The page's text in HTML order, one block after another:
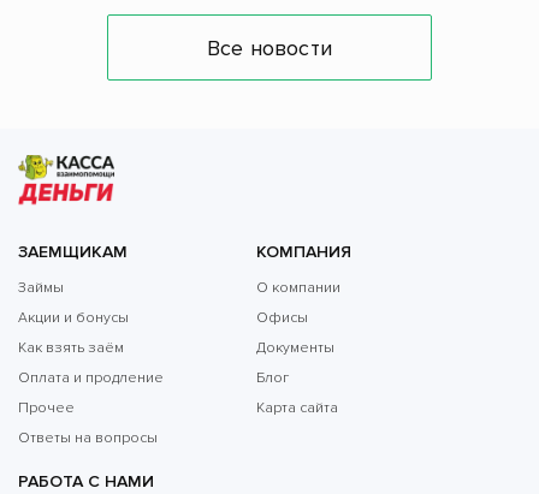
Все новости
ЗАЕМЩИКАМ
Займы
Акции и бонусы
Как взять заём
Оплата и продление
Прочее
Ответы на вопросы
КОМПАНИЯ
О компании
Офисы
Документы
Блог
Карта сайта
РАБОТА С НАМИ